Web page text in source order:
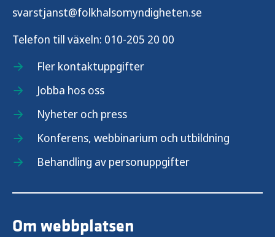
svarstjanst@folkhalsomyndigheten.se
Telefon till växeln: 010-205 20 00
Fler kontaktuppgifter
Jobba hos oss
Nyheter och press
Konferens, webbinarium och utbildning
Behandling av personuppgifter
Om webbplatsen